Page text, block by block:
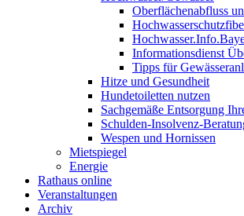
Oberflächenabfluss
Informationsdienst
Tipps für
Hitze und Gesundheit
Hundetoiletten nutzen
Sachgemäße Entsorgung
Schulden-Insolvenz-
Wespen und Hornissen
Mietspiegel
Energie
Rathaus online
Veranstaltungen
Archiv